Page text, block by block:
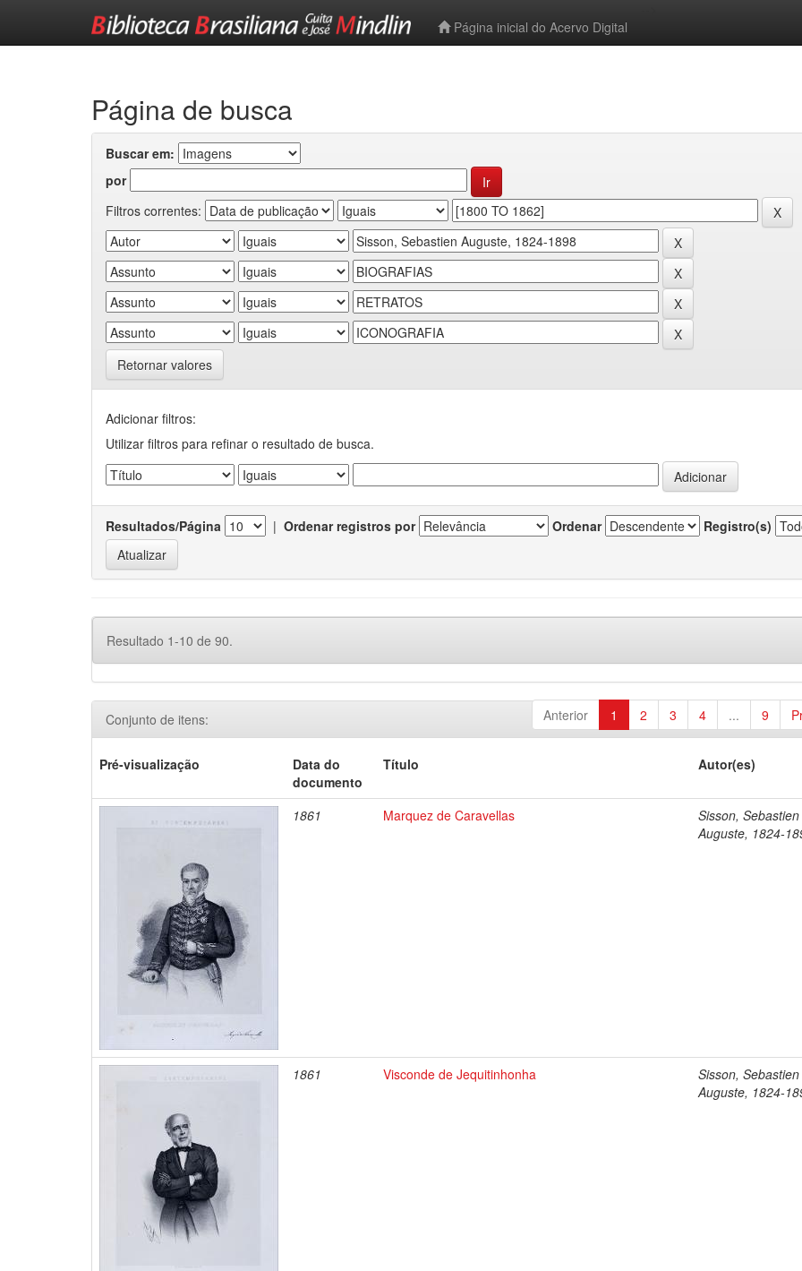
Página inicial do Acervo Digital
Página de busca
Buscar em:
por
Filtros correntes:
Retornar valores
Adicionar filtros:
Utilizar filtros para refinar o resultado de busca.
Resultados/Página | Ordenar registros por Ordenar Registro(s)
Resultado 1-10 de 90.
Anterior 1 2 3 4 ... 9
Conjunto de itens:
Pré-visualização
Data do
documento
Título Autor(es)
1861 Marquez de Caravellas
Sisson, Sebastien
Auguste, 1824-
1861 Visconde de Jequitinhonha
Sisson, Sebastien
Auguste, 1824-